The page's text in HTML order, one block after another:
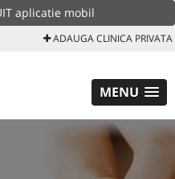
aplicatie mobil
ADAUGA CLINICA PRIVATA
MENU